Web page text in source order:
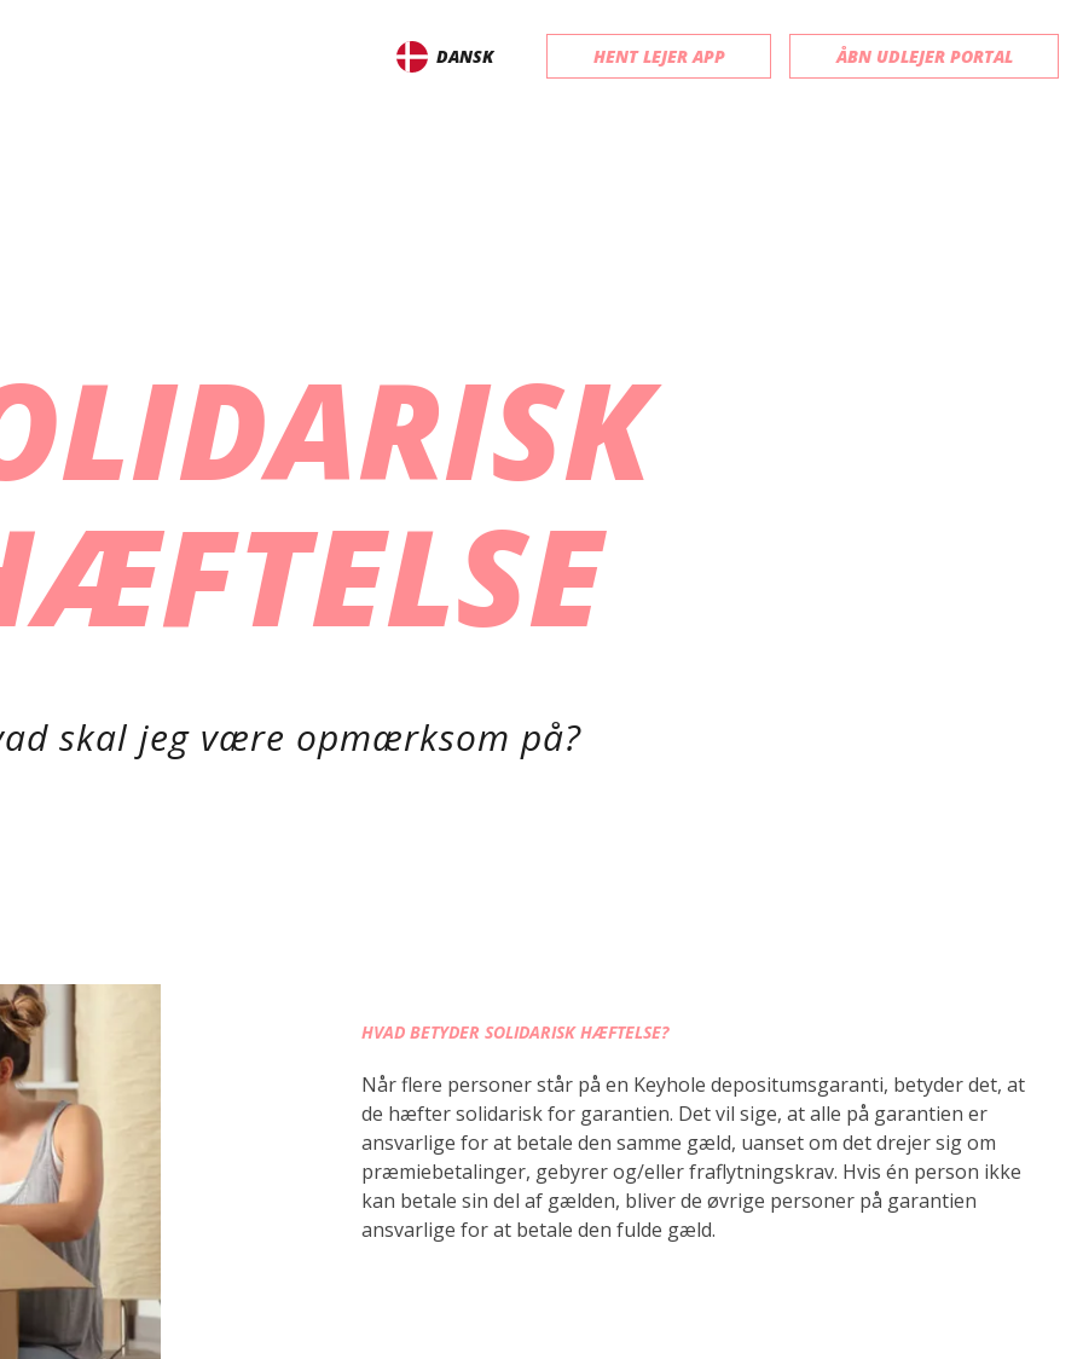
DANSK HENT LEJER APP ÅBN UDLEJER PORTAL
skal jeg være opmærksom på?
HVAD BETYDER SOLIDARISK HÆFTELSE?
Når flere personer står på en Keyhole depositumsgaranti, betyder det, at
de hæfter solidarisk for garantien. Det vil sige, at alle på garantien er
ansvarlige for at betale den samme gæld, uanset om det drejer sig om
præmiebetalinger, gebyrer og/eller fraflytningskrav. Hvis én person ikke
kan betale sin del af gælden, bliver de øvrige personer på garantien
ansvarlige for at betale den fulde gæld.